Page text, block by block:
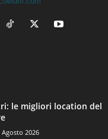
le migliori location del
Agosto 2026